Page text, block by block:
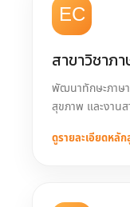
EC
สาขาวิชาภ
พัฒนาทักษะภาษ
สุขภาพ และงาน
ดูรายละเอียดหลั